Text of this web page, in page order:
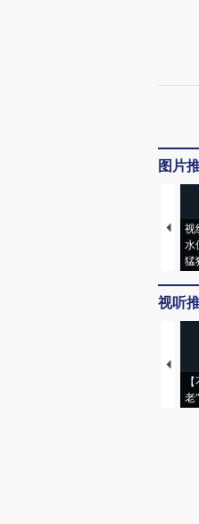
图片
视
水
猛
视听
老”